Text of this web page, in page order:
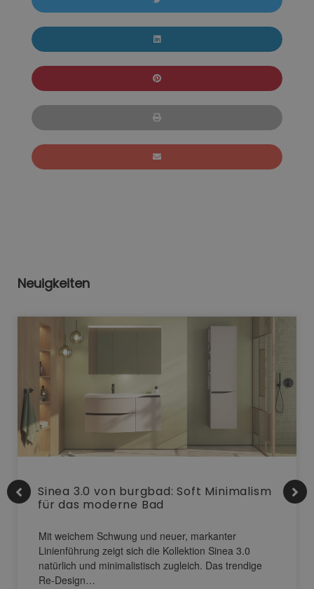
Neuigkeiten
Sinea 3.0 von burgbad: Soft Minimalism
für das moderne Bad
Mit weichem Schwung und neuer, markanter
Linienführung zeigt sich die Kollektion Sinea 3.0
natürlich und minimalistisch zugleich. Das trendige
Re-Design…